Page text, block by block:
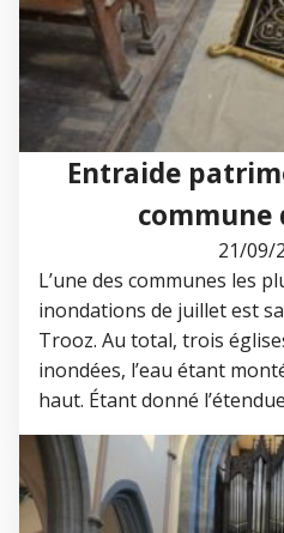
Entraide
commune
21/09/
L’une des communes les
inondations de juillet est
Trooz. Au total, trois
inondées, l’eau étant
haut. Étant donné